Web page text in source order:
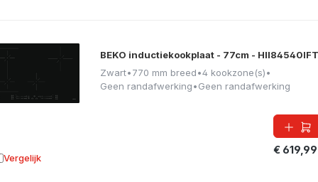
BEKO inductiekookplaat - 77cm - HII84540IFT
Zwart•770 mm breed•4 kookzone(s)•
Geen randafwerking•Geen randafwerking
€ 619,99
Vergelijk aan vergelijking